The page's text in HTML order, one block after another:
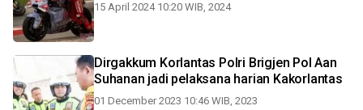
15 April 2024 10:20 WIB, 2024
Dirgakkum Korlantas Polri Brigjen Pol Aan
Suhanan jadi pelaksana harian Kakorlantas
01 December 2023 10:46 WIB, 2023